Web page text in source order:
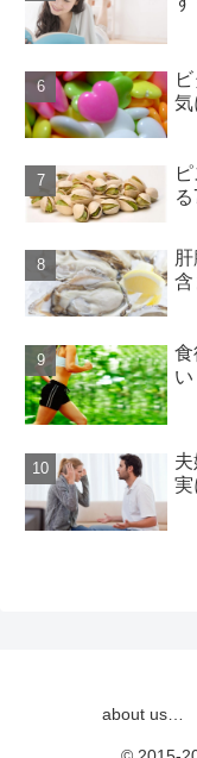
about us…